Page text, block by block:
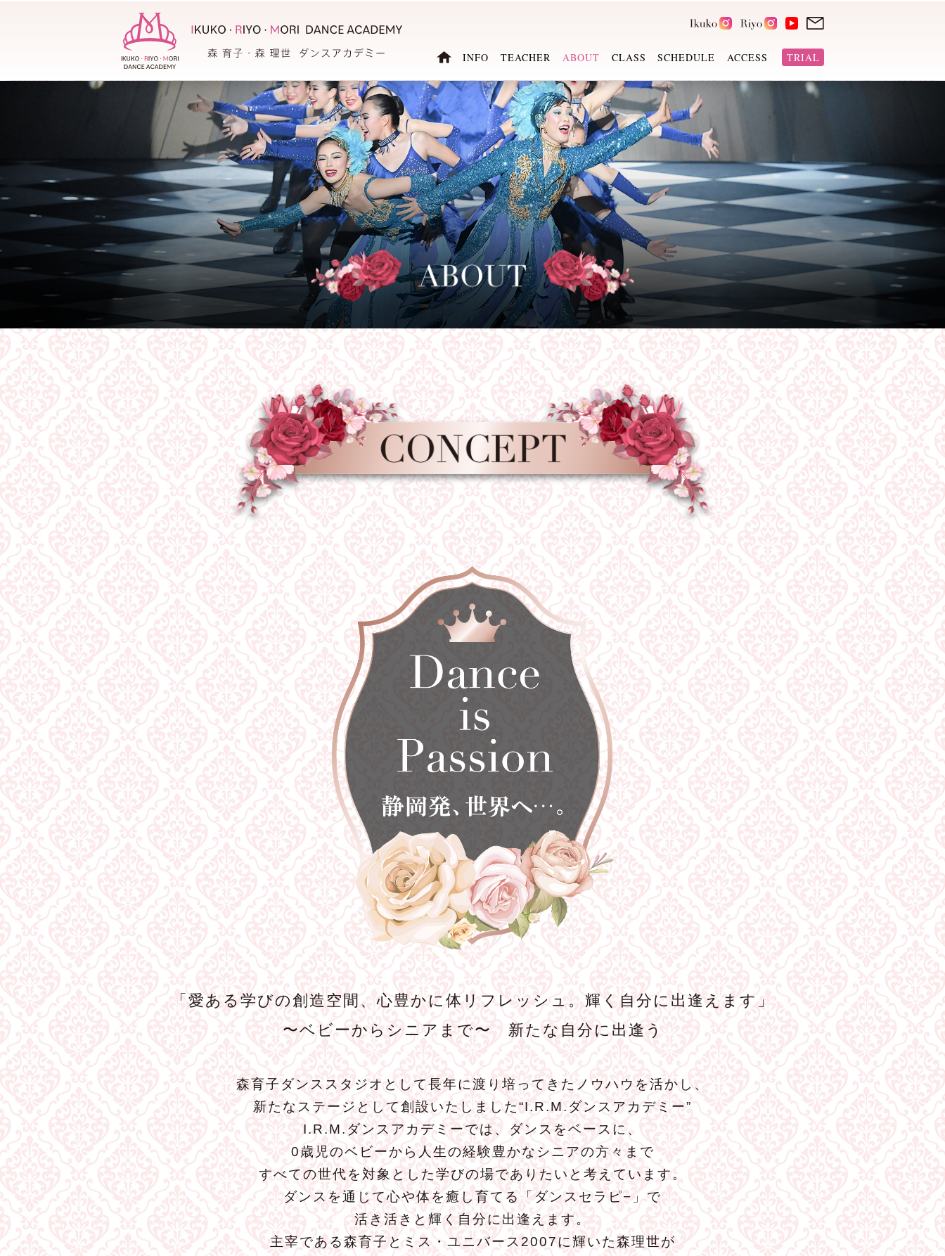
INFO TEACHER ABOUT CLASS SCHEDULE ACCESS TRIAL
「愛ある学びの創造空間、心豊かに体リフレッシュ。輝く自分に出逢えます」
〜ベビーからシニアまで〜 新たな自分に出逢う
森育子ダンススタジオとして長年に渡り培ってきたノウハウを活かし、
新たなステージとして創設いたしました“I.R.M.ダンスアカデミー”
I.R.M.ダンスアカデミーでは、ダンスをベースに、
0歳児のベビーから人生の経験豊かなシニアの方々まで
すべての世代を対象とした学びの場でありたいと考えています。
ダンスを通じて心や体を癒し育てる「ダンスセラピ−」で
活き活きと輝く自分に出逢えます。
主宰である森育子とミス・ユニバース2007に輝いた森理世が